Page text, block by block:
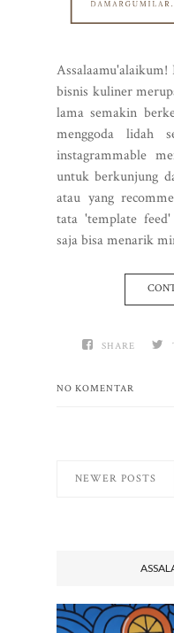
bisnis kuliner
lama semakin
menggoda lidah
instagrammable
untuk berkunjung
atau yang
tata 'template
saja bisa menarik
SHARE
NO KOMENTAR
NEWER POSTS